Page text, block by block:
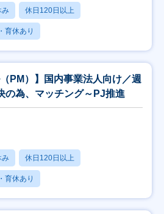
み 休日120日以上
育休あり
PM）】国内事業法人向け／週
の為、マッチング～PJ推進
み 休日120日以上
育休あり